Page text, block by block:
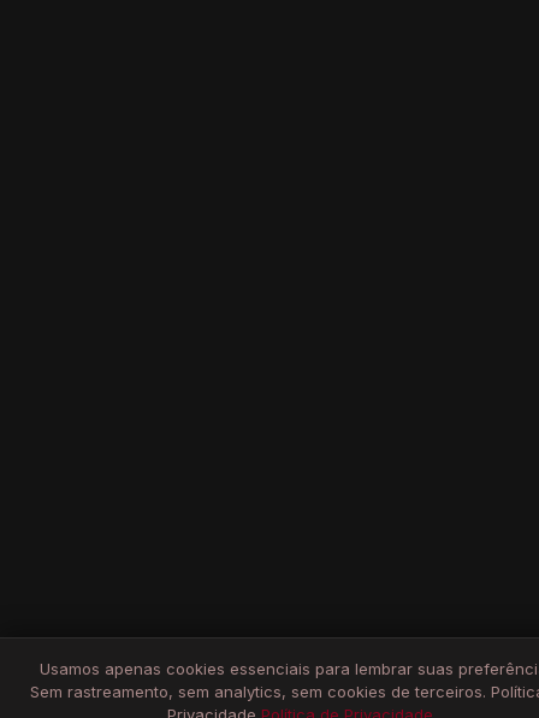
Usamos apenas cookies essenciais para lembrar suas
Sem rastreamento, sem analytics, sem cookies de terceiros.